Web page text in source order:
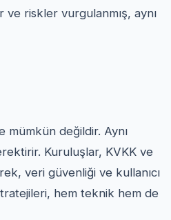
riskler vurgulanmış, aynı
mümkün değildir. Aynı
Kuruluşlar, KVKK ve
veri güvenliği ve kullanıcı
hem teknik hem de